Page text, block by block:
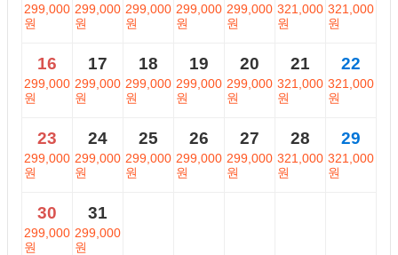
299,000
원
299,000
원
299,000
원
299,000
원
299,000
원
321,000
원
321,000
원
16
299,000
원
17
299,000
원
18
299,000
원
19
299,000
원
20
299,000
원
21
321,000
원
22
321,000
원
23
299,000
원
24
299,000
원
25
299,000
원
26
299,000
원
27
299,000
원
28
321,000
원
29
321,000
원
30
299,000
원
31
299,000
원